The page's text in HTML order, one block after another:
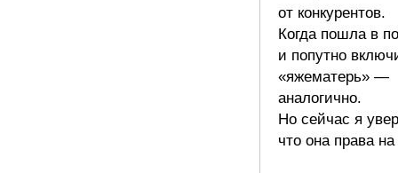
от конкурентов.
Когда пошла в
и попутно
«яжематерь» —
аналогично.
Но сейчас я
что она права